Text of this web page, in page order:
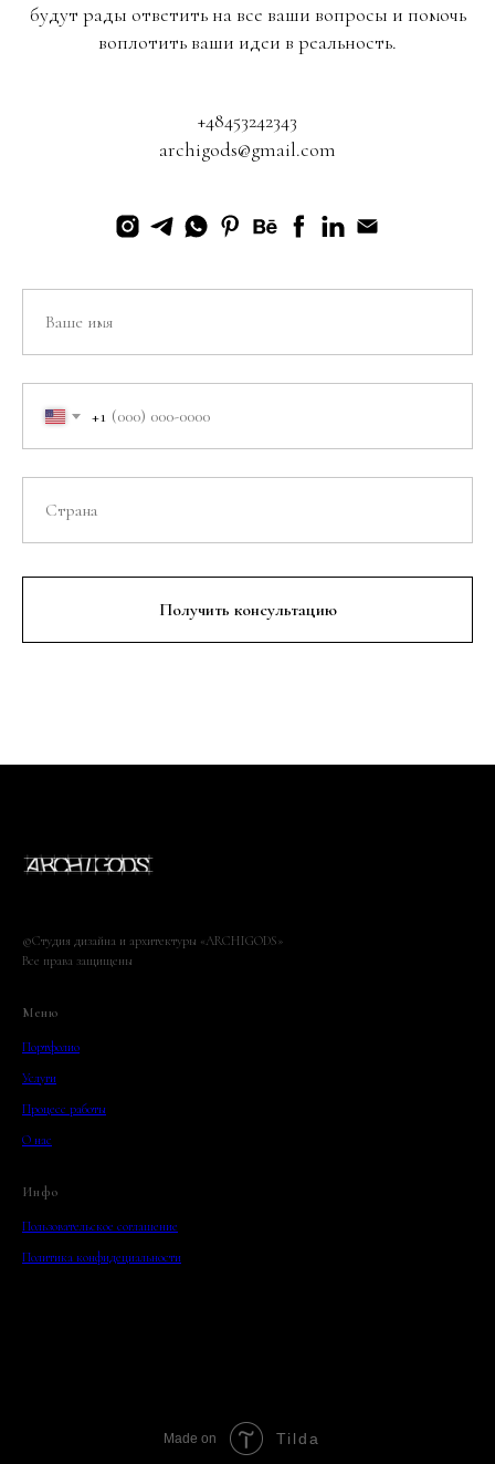
будут рады ответить на все ваши вопросы и помочь
воплотить ваши идеи в реальность.
+48453242343
archigods@gmail.com
+1
Получить консультацию
©Студия дизайна и архитектуры «ARCHIGODS»
Все права защищены
Меню
Портфолио
Услуги
Процесс работы
О нас
Инфо
Пользовательское соглашение
Политика конфидециальности
Made on Tilda